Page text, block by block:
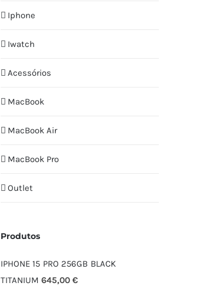
Iphone
Iwatch
Acessórios
MacBook
MacBook Air
MacBook Pro
Outlet
Produtos
IPHONE 15 PRO 256GB BLACK
TITANIUM 645,00 €